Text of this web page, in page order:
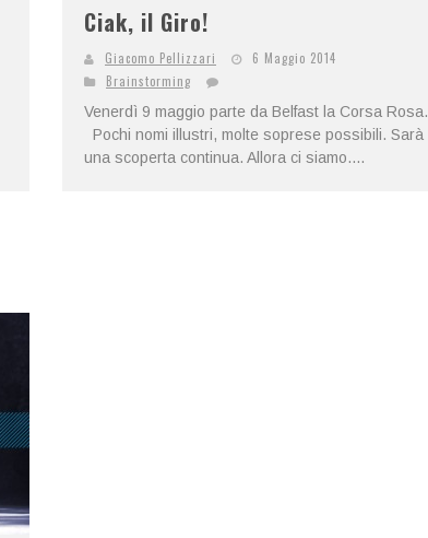
Ciak, il Giro!
Giacomo Pellizzari
6 Maggio 2014
Brainstorming
Venerdì 9 maggio parte da Belfast la Corsa Rosa.
Pochi nomi illustri, molte soprese possibili. Sarà
una scoperta continua. Allora ci siamo....